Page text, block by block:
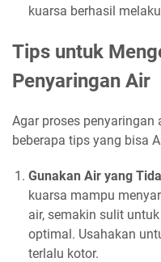
kuarsa berhasil
Tips untuk
Penyaringan Air
Agar proses
beberapa tips yang bisa
Gunakan Air yang
kuarsa mampu
air, semakin sulit
optimal. Usahakan
terlalu kotor.